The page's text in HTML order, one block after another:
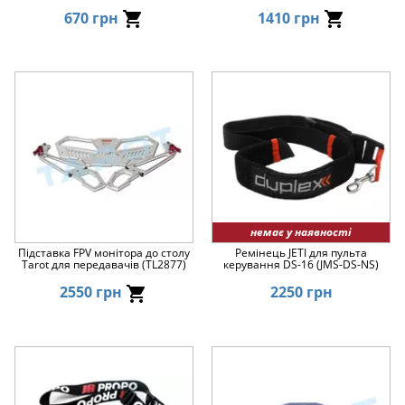
670 грн 1410 грн
Підставка FPV монітора до столу
Tarot для передавачів (TL2877)
2550 грн
немає у наявності
Ремінець JETI для пульта
керування DS-16 (JMS-DS-NS)
2250 грн